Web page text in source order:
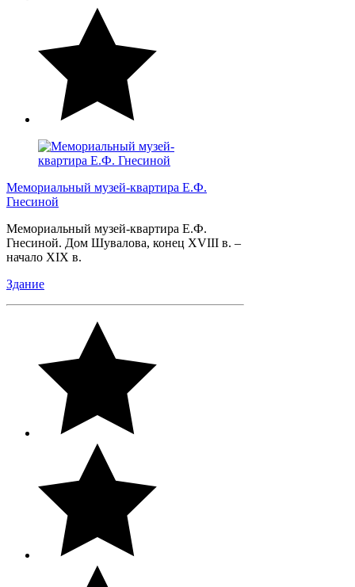
Мемориальный музей-квартира Е.Ф.
Гнесиной
Мемориальный музей-квартира Е.Ф.
Гнесиной. Дом Шувалова, конец XVIII в. –
начало XIX в.
Здание